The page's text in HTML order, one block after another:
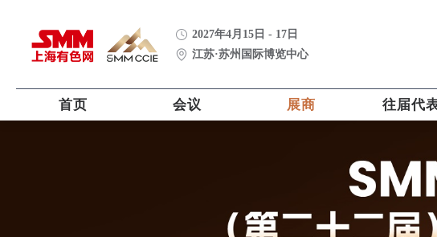
2027年4月15日 - 17日
江苏·苏州国际博览中心
首页 会议 展商 往届代